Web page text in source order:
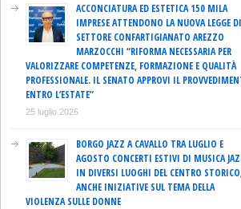
ACCONCIATURA ED ESTETICA 150 MILA
IMPRESE ATTENDONO LA NUOVA LEGGE DI
SETTORE CONFARTIGIANATO AREZZO
MARZOCCHI “RIFORMA NECESSARIA PER
VALORIZZARE COMPETENZE, FORMAZIONE E QUALITÀ
PROFESSIONALE. IL SENATO APPROVI IL
ENTRO L’ESTATE”
25 luglio 2026
BORGO JAZZ A CAVALLO TRA LUGLIO E
AGOSTO CONCERTI ESTIVI DI MUSICA
IN DIVERSI LUOGHI DEL CENTRO
ANCHE INIZIATIVE SUL TEMA DELLA
VIOLENZA SULLE DONNE